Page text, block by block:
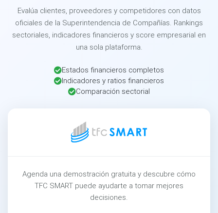
Evalúa clientes, proveedores y competidores con datos
oficiales de la Superintendencia de Compañías. Rankings
sectoriales, indicadores financieros y score empresarial en
una sola plataforma.
Estados financieros completos
Indicadores y ratios financieros
Comparación sectorial
Agenda una demostración gratuita y descubre cómo
TFC SMART puede ayudarte a tomar mejores
decisiones.